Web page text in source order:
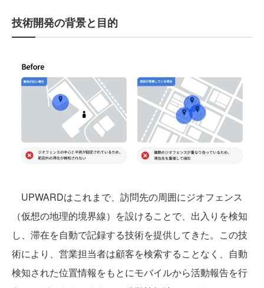
技術開発の背景と目的
UPWARDはこれまで、訪問先の周囲にジオフェンス
（仮想の地理的境界線）を設けることで、出入りを検知
し、滞在を自動で記録する技術を提供してきた。この技
術により、営業担当者は顧客を検索することなく、自動
検知された位置情報をもとにモバイルから活動報告を行